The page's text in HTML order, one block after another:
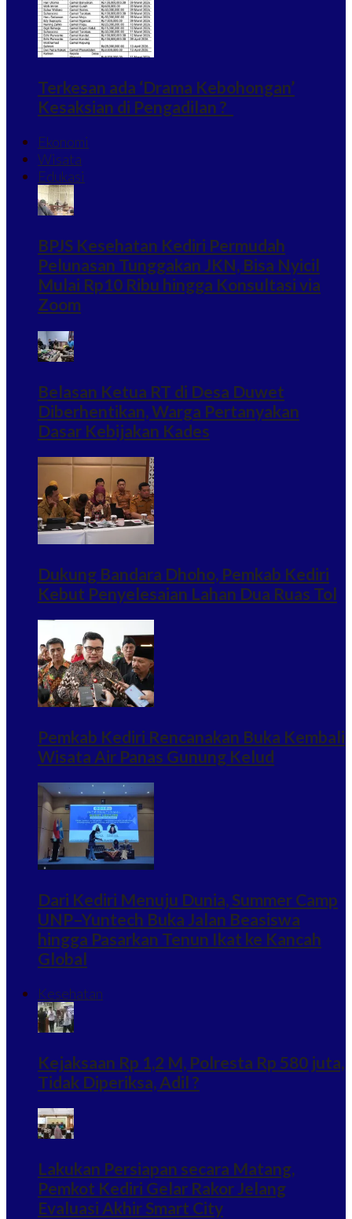
Terkesan ada ‘Drama Kebohongan’
Kesaksian di Pengadilan ?
Ekonomi
Wisata
Edukasi
BPJS Kesehatan Kediri Permudah
Pelunasan Tunggakan JKN, Bisa Nyicil
Mulai Rp10 Ribu hingga Konsultasi via
Zoom
Belasan Ketua RT di Desa Duwet
Diberhentikan, Warga Pertanyakan
Dasar Kebijakan Kades
Dukung Bandara Dhoho, Pemkab Kediri
Kebut Penyelesaian Lahan Dua Ruas Tol
Pemkab Kediri Rencanakan Buka Kembali
Wisata Air Panas Gunung Kelud
Dari Kediri Menuju Dunia, Summer Camp
UNP–Yuntech Buka Jalan Beasiswa
hingga Pasarkan Tenun Ikat ke Kancah
Global
Kesehatan
Kejaksaan Rp 1,2 M, Polresta Rp 580 juta,
Tidak Diperiksa, Adil ?
Lakukan Persiapan secara Matang,
Pemkot Kediri Gelar Rakor Jelang
Evaluasi Akhir Smart City